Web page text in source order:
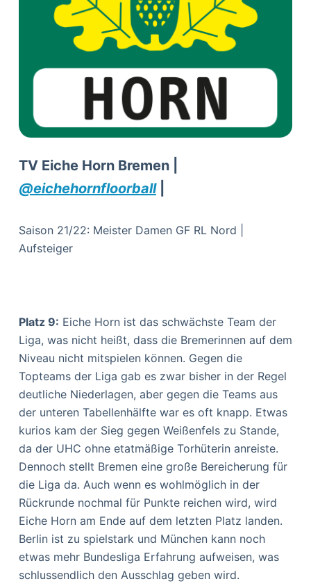
TV Eiche Horn Bremen |
@eichehornfloorball|
Saison 21/22: Meister Damen GF RL Nord |
Aufsteiger
Platz 9: Eiche Horn ist das schwächste Team der
Liga, was nicht heißt, dass die Bremerinnen auf dem
Niveau nicht mitspielen können. Gegen die
Topteams der Liga gab es zwar bisher in der Regel
deutliche Niederlagen, aber gegen die Teams aus
der unteren Tabellenhälfte war es oft knapp. Etwas
kurios kam der Sieg gegen Weißenfels zu Stande,
da der UHC ohne etatmäßige Torhüterin anreiste.
Dennoch stellt Bremen eine große Bereicherung für
die Liga da. Auch wenn es wohlmöglich in der
Rückrunde nochmal für Punkte reichen wird, wird
Eiche Horn am Ende auf dem letzten Platz landen.
Berlin ist zu spielstark und München kann noch
etwas mehr Bundesliga Erfahrung aufweisen, was
schlussendlich den Ausschlag geben wird.